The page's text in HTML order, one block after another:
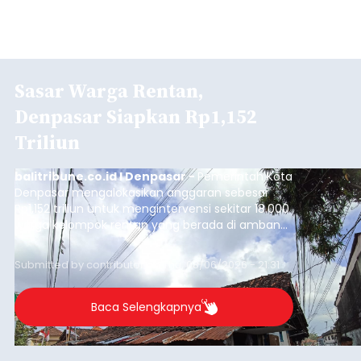
Sasar Warga Rentan,
Denpasar Siapkan Rp1,152
Triliun
balitribune.co.id I Denpasar - Pemerintah Kota
Denpasar mengalokasikan anggaran sebesar
Rp1,152 triliun untuk mengintervensi sekitar 18.000
warga kelompok rentan yang berada di ambang
garis kemiskinan. Langkah strategis ini diambil
guna menjaga masyarakat yang berada pada
kelompok desil 5 dan 6 tersebut agar tidak
merosot ke kategori miskin.
Submitted by contributor Thu, 08/06/2026 - 21:31
Baca Selengkapnya